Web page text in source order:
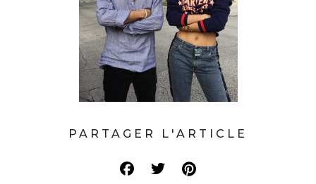
PARTAGER L'ARTICLE